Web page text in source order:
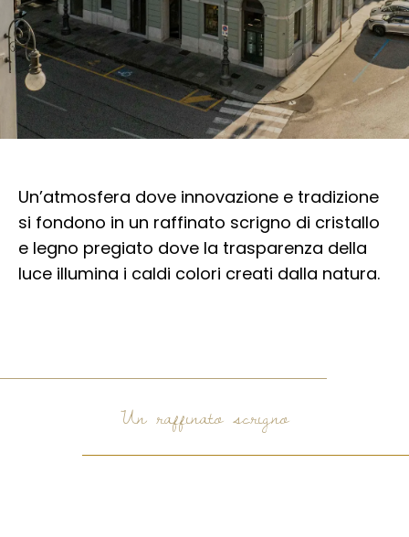
Un’atmosfera dove innovazione e tradizione
si fondono in un raffinato scrigno di cristallo
e legno pregiato dove la trasparenza della
luce illumina i caldi colori creati dalla natura.
Un raffinato scrigno